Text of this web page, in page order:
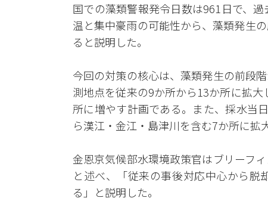
国での藻類警報発令日数は961日で、
温と集中豪雨の可能性から、藻類発生
ると説明した。
今回の対策の核心は、藻類発生の前段
測地点を従来の9か所から13か所に拡
所に増やす計画である。また、採水当
ら漢江・金江・島津川を含む7か所に拡
金恩京気候部水環境政策官はブリーフ
と述べ、「従来の事後対応中心から
る」と説明した。